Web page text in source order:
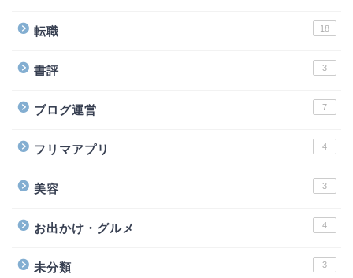
転職 18
書評 3
ブログ運営 7
フリマアプリ 4
美容 3
お出かけ・グルメ 4
未分類 3